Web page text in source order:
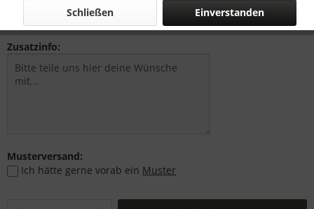
Richtpreise - Siehe Kalkulationsbasis
Zusatzinfo:
Musterversand:
Ich hätte gerne vorab ein Muster
Einverstanden
Schließen